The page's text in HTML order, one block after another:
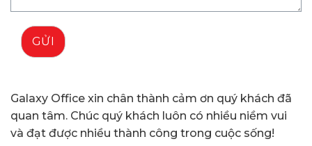
GỬI
Galaxy Office xin chân thành cảm ơn quý khách đã
quan tâm. Chúc quý khách luôn có nhiều niềm vui
và đạt được nhiều thành công trong cuộc sống!